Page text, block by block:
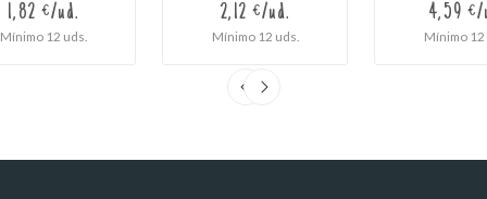
1,82 €/ud.
Mínimo 12 uds.
2,12 €/ud.
Mínimo 12 uds.
4,59 €/
Mínimo 12